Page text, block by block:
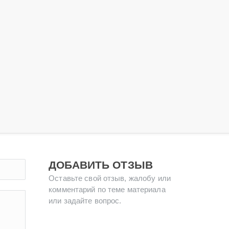
ДОБАВИТЬ ОТЗЫВ
Оставьте свой отзыв, жалобу или
комментарий по теме материала
или задайте вопрос.